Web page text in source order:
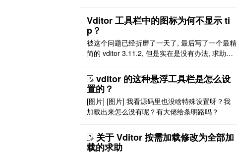
Vditor 工具栏中的图标为何不显示 ti
p？
被这个问题已经折磨了一天了, 最后写了一个最精
简的 vditor 3.11.2, 但是实在是没有办法, 求助大
1.2 ) 方式 1: edge 浏览器 + vscode(live server);
方式 2: edge (无痕模式) + vs ..
vditor 的这种悬浮工具栏是怎么设
置的？
[图片] [图片] 我看源码里也没啥特殊设置呀？我
加载出来怎么没有呢？有大佬给条明路吗？
关于 Vditor 按需加载修改为全部加
载的求助